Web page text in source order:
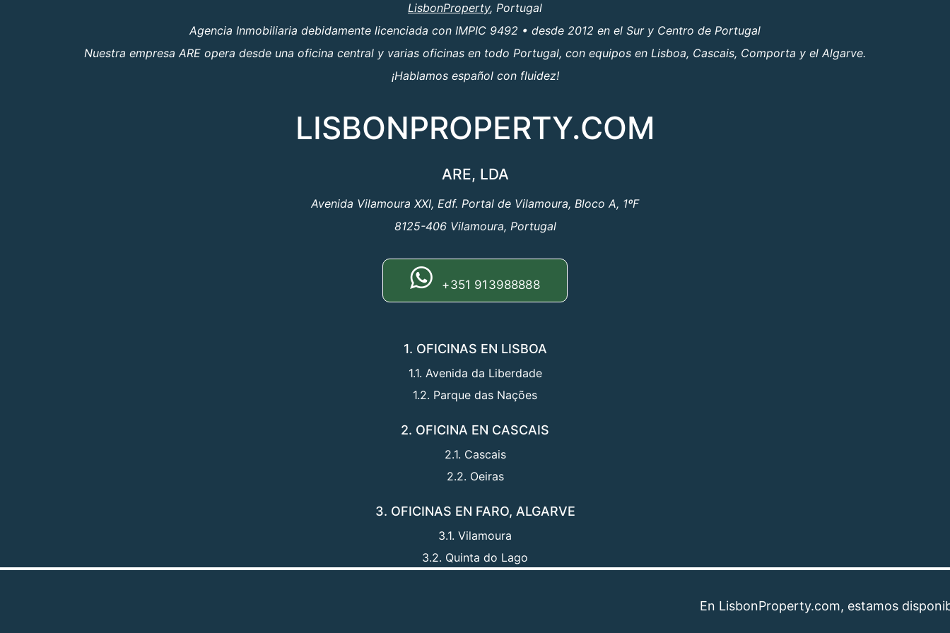
LisbonProperty, Portugal
Agencia Inmobiliaria debidamente licenciada con IMPIC 9492 • desde 2012 en el Sur y Centro de Portugal
Nuestra empresa ARE opera desde una oficina central y varias oficinas en todo Portugal, con equipos en Lisboa, Cascais, Comporta y el Algarve.
¡Hablamos español con fluidez!
LISBONPROPERTY.COM
ARE, LDA
Avenida Vilamoura XXI, Edf. Portal de Vilamoura, Bloco A, 1ºF
8125-406 Vilamoura, Portugal
+351 913988888
1. OFICINAS EN LISBOA
1.1. Avenida da Liberdade
1.2. Parque das Nações
2. OFICINA EN CASCAIS
2.1. Cascais
2.2. Oeiras
3. OFICINAS EN FARO, ALGARVE
3.1. Vilamoura
3.2. Quinta do Lago
En LisbonProperty.com, estamos disponibles